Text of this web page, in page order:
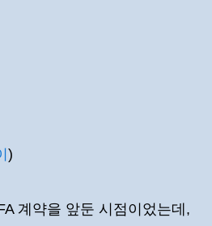
)
계약을 앞둔 시점이었는데,